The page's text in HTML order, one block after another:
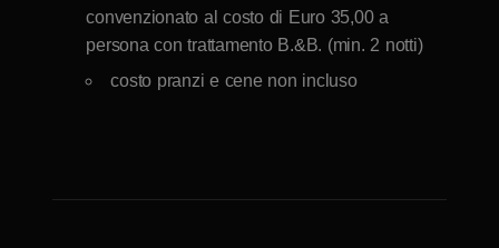
convenzionato al costo di Euro 35,00 a
persona con trattamento B.&B. (min. 2 notti)
costo pranzi e cene non incluso